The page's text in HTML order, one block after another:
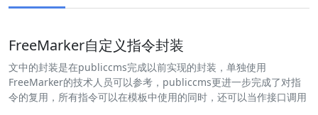
FreeMarker自定义指令封装
文中的封装是在publiccms完成以前实现的封装，单独使用
FreeMarker的技术人员可以参考，publiccms更进一步完成了对指
令的复用，所有指令可以在模板中使用的同时，还可以当作接口调用